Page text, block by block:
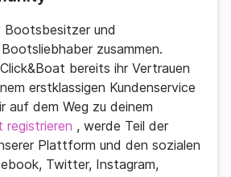
Bootsbesitzer und
zusammen.
bereits ihr Vertrauen
erstklassigen Kundenservice
auf dem Weg zu deinem
, werde Teil der
Plattform und den sozialen
Twitter, Instagram,